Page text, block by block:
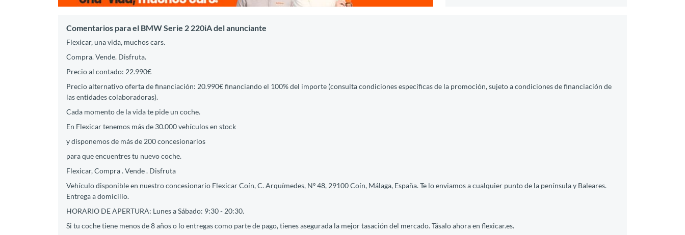
Comentarios para el BMW Serie 2 220iA del anunciante
Flexicar, una vida, muchos cars.
Compra. Vende. Disfruta.
Precio al contado: 22.990€
Precio alternativo oferta de financiación: 20.990€ financiando el 100% del importe (consulta condiciones específicas de la promoción, sujeto a condiciones de financiación de
las entidades colaboradoras).
Cada momento de la vida te pide un coche.
En Flexicar tenemos más de 30.000 vehículos en stock
y disponemos de más de 200 concesionarios
para que encuentres tu nuevo coche.
Flexicar, Compra . Vende . Disfruta
Vehículo disponible en nuestro concesionario Flexicar Coín, C. Arquímedes, Nº 48, 29100 Coín, Málaga, España. Te lo enviamos a cualquier punto de la península y Baleares.
Entrega a domicilio.
HORARIO DE APERTURA: Lunes a Sábado: 9:30 - 20:30.
Si tu coche tiene menos de 8 años o lo entregas como parte de pago, tienes asegurada la mejor tasación del mercado. Tásalo ahora en flexicar.es.